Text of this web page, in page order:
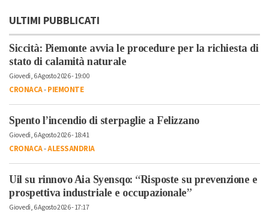
ULTIMI PUBBLICATI
Siccità: Piemonte avvia le procedure per la richiesta di
stato di calamità naturale
Giovedì, 6 Agosto 2026 - 19:00
CRONACA-PIEMONTE
Spento l’incendio di sterpaglie a Felizzano
Giovedì, 6 Agosto 2026 - 18:41
CRONACA-ALESSANDRIA
Uil su rinnovo Aia Syensqo: “Risposte su prevenzione e
prospettiva industriale e occupazionale”
Giovedì, 6 Agosto 2026 - 17:17